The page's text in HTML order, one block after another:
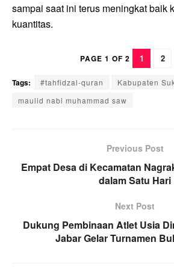
sampai saat ini terus meningkat baik
kuantitas.
PAGE 1 OF 2 1 2
Tags: #tahfidzal-quran
Kabupaten
maulid nabi muhammad saw
Previous Post
Empat Desa di Kecamatan
dalam Satu Hari
Next Post
Dukung Pembinaan Atlet Usia
Jabar Gelar Turnamen